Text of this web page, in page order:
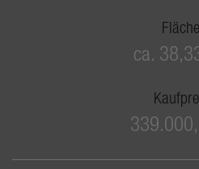
Fläche
ca.